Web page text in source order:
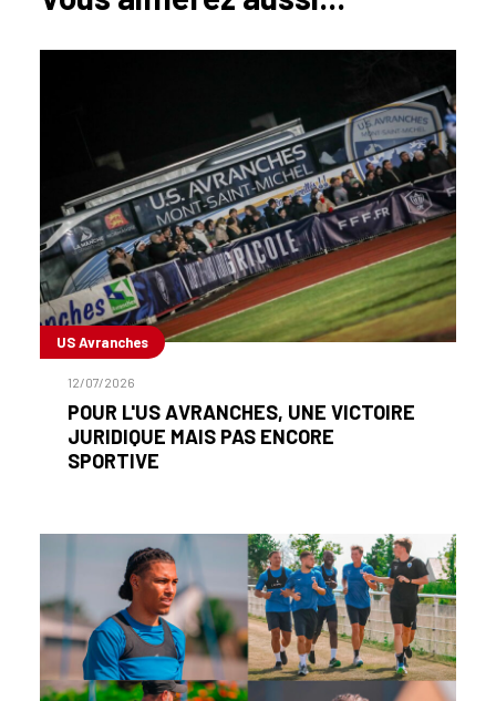
US Avranches
12/07/2026
POUR L'US AVRANCHES, UNE VICTOIRE
JURIDIQUE MAIS PAS ENCORE
SPORTIVE